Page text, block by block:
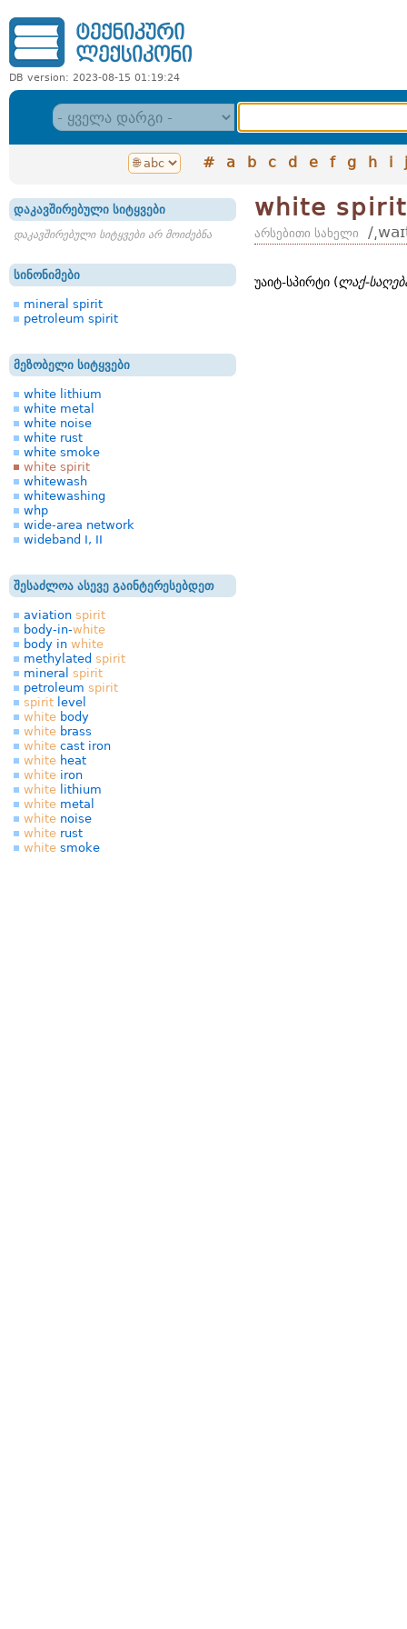
DB version: 2023-08-15 01:19:24
# a b c d e f g h i j
დაკავშირებული სიტყვები
დაკავშირებული სიტყვები არ მოიძებნა
სინონიმები
mineral spirit
petroleum spirit
მეზობელი სიტყვები
white lithium
white metal
white noise
white rust
white smoke
white spirit
whitewash
whitewashing
whp
wide-area network
wideband I, II
შესაძლოა ასევე გაინტერესებდეთ
aviation spirit
body-in-white
body in white
methylated spirit
mineral spirit
petroleum spirit
spirit level
white body
white brass
white cast iron
white heat
white iron
white lithium
white metal
white noise
white rust
white smoke
white spirit
არსებითი სახელი /
უაიტ-სპირტი (ლაქ-